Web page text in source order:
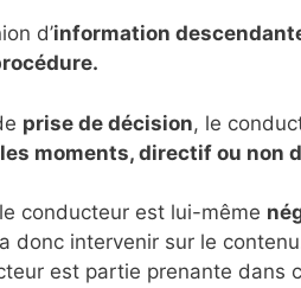
d’information
prise de décision, le
moments, directif ou non
conducteur est lui-même
donc intervenir sur le
est partie prenante dans